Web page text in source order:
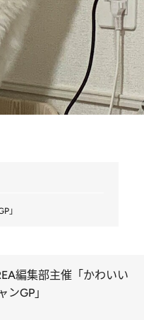
」
編集部主催「かわいい
ンGP」